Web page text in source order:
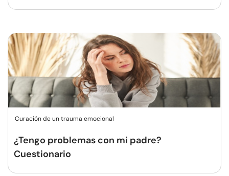
Curación de un trauma emocional
¿Tengo problemas con mi padre?
Cuestionario